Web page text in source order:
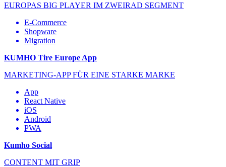
EUROPAS BIG PLAYER IM ZWEIRAD SEGMENT
E-Commerce
Shopware
Migration
KUMHO Tire Europe App
MARKETING-APP FÜR EINE STARKE MARKE
App
React Native
iOS
Android
PWA
Kumho Social
CONTENT MIT GRIP